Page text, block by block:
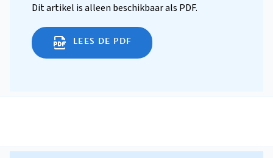
Dit artikel is alleen beschikbaar als PDF.
LEES DE PDF